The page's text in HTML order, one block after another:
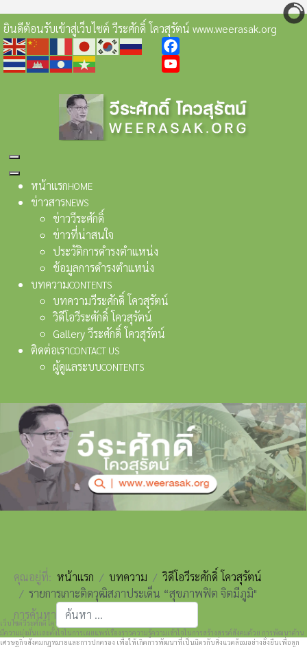
ยินดีต้อนรับเข้าสู่เว็บไซต์ วีระศักดิ์ โควสุรัตน์ www.weerasak.org
Facebook
หน้าแรกHOME
ข่าวสารNEWS
ข่าววีระศักดิ์
ข่าวที่น่าสนใจ
ประวัติการดำรงตำแหน่ง
ข้อมูลการดำรงตำแหน่ง
บทความCONTENTS
บทความวีระศักดิ์ โควสุรัตน์
วิดีโอวีระศักดิ์ โควสุรัตน์
Gallery วีระศักดิ์ โควสุรัตน์
ติดต่อเราCONTACT US
ผู้ดูแลระบบCONTENTS
เว็บไซต์วีระศักดิ์ โควสุรัตน์ www.weerasak.org
มีความมุ่งมั่นเเละตั้งใจในการเผยแพร่เรื่องราวความรู้ความเข้าใจในการสร้างสรรค์สังคมด้วย การพัฒนาด้าน
เศรษฐกิจสังคมกฎหมายและการปกครอง เพื่อให้เกิดการพัฒนาที่เป็นมิตรกับสิ่งแวดล้อมอย่างยั่งยืนเพื่อลูก
คุณอยู่ที่: หน้าแรก บทความ
วิดีโอวีระศักดิ์ โควสุรัตน์
รายการเกาะติดวุฒิสภาประเด็น “สุขภาพฟิต จิตมีภูมิ"
การค้นหา
Type 2 or more characters for results.